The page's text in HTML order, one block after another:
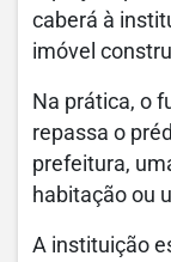
caberá à
imóvel
Na prática, o
repassa o
prefeitura,
habitação ou
A instituição